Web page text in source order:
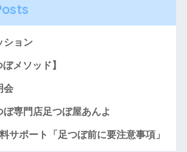
ション
メソッド】
会
ぼ専門店足つぼ屋あんよ
サポート「足つぼ前に要注意事項」